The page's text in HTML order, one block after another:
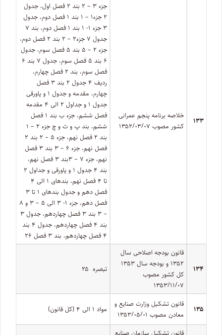
۱۳۳
خلاصه برنامه پنجم عمرانی
کشور مصوب ۱۳۵۲/۰۳/۰۷
جزء ۳ – ۲ بند ۲ فصل اول، جدول
۲ جزء۱ – ۱ بند ۱ فصل دوم، جدول
۳ جزء ۱- ۱ بند ۱ فصل دوم، بند ۷
جدول ۷ جزء۲ – ۲ بند ۲ فصل دوم،
جزء ۲ – ۵ بند ۵ فصل سوم، جدول
۶ بند ۵ فصل سوم، جدول ۷ بند ۶
فصل سوم، بند ۲ فصل چهارم،
ردیف ۴ جدول ۲ بند ۳ فصل
چهارم، مقدمه و جدول ۱ و پاورقی
جدول ۱ و جداول ۲ الی ۴ مقدمه
فصل ششم، جزء ب بند ۱ فصل
ششم، بند پ و ث و چ جزء ۲ – ۱
بند ۲ فصل نهم، جزء ۵ – ۲ بند ۲
فصل نهم، جزء ۶ – ۳ بند ۳ فصل
نهم، جزء ۷ – ۳بند ۳ فصل نهم،
بند ۴ جدول ۱ و پاورقی و جداول ۲
تا ۴ فصل نهم، بندهای ۱ الی ۴
فصل دهم و جدول بندهای ۱ تا ۳
فصل دهم، جزء ۱- ۳ الی ۵ – ۳ و ۸
– ۳ بند ۳ فصل چهاردهم، جدول ۳
بند ۴ فصل چهاردهم، جدول ۴ بند
۴ فصل چهاردهم، بند ۳ فصل ۲۶
۱۳۴
قانون بودجه اصلاحی سال
۱۳۵۲ و بودجه سال ۱۳۵۳
کل کشور مصوب
۱۳۵۳/۱۱/۰۷
تبصره ­ ۲۵
۱۳۵
قانون تشکیل وزارت صنایع و
معادن مصوب ۱۳۵۳/۰۵/۰۱
مواد ۱ الی ۴ (کل قانون)
قانون تشکیل سازمان صنایع